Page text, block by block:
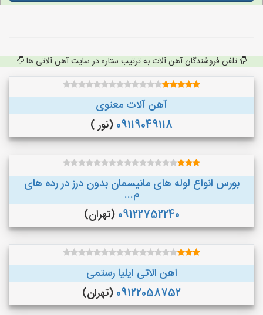
تلفن فروشندگان آهن آلات به ترتیب ستاره در سایت آهن آلاتی ها
آهن آلات معنوی
09119049118 (نور )
بورس انواع لوله های مانیسمان بدون درز در رده های
م...
09122752240 (تهران)
اهن الاتی ایلیا رستمی
09122058752 (تهران)